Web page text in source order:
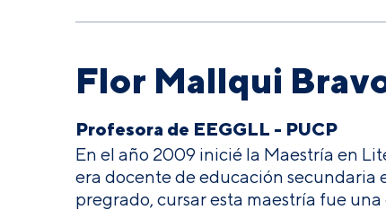
Flor Mallqui
Profesora de EEGGLL - PUCP
En el año 2009 inicié la Maestría en
era docente de educación secundaria
pregrado, cursar esta maestría fue